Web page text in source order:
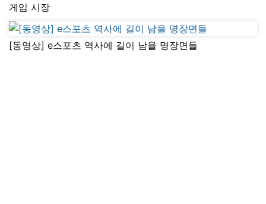
게임 시장
[동영상] e스포츠 역사에 길이 남을 명장면들